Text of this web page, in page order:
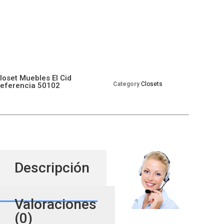
Muebles El Cid
50102
Category Closets
Descripción
Valoraciones
(0)